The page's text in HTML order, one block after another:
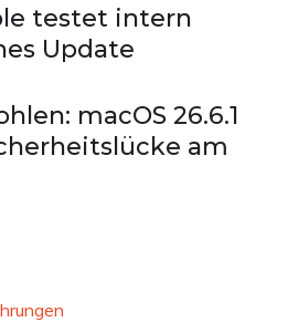
testet intern
Update
macOS 26.6.1
am